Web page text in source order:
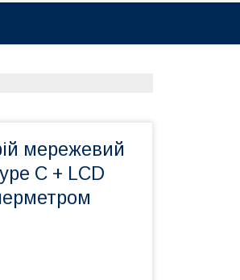
мережевий
C + LCD